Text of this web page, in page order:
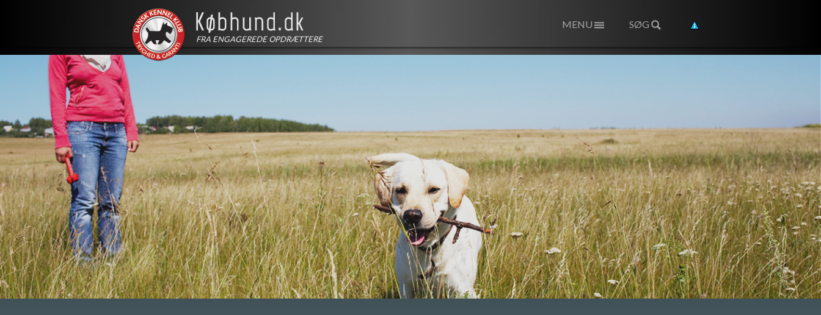
FRA ENGAGEREDE OPDRÆTTERE
SØG
MENU